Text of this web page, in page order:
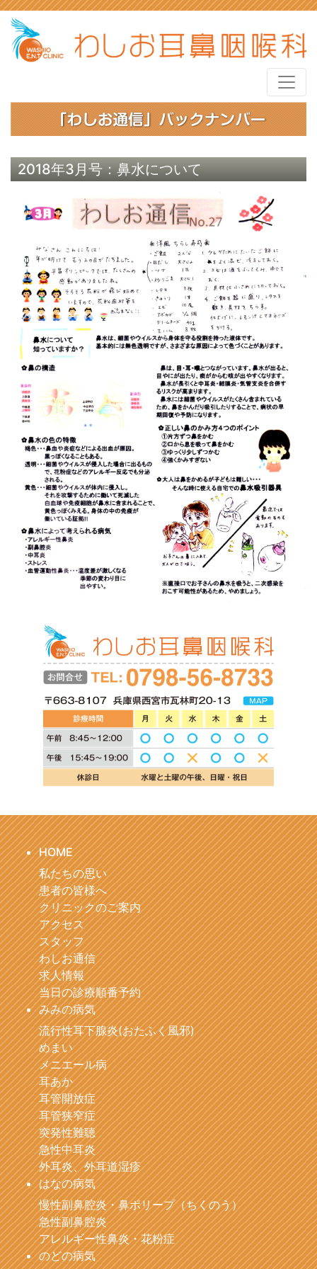
2018年3月号：鼻水について
HOME
私たちの思い
患者の皆様へ
クリニックのご案内
アクセス
スタッフ
わしお通信
求人情報
当日の診療順番予約
みみの病気
流行性耳下腺炎(おたふく風邪)
めまい
メニエール病
耳あか
耳管開放症
耳管狭窄症
突発性難聴
急性中耳炎
外耳炎、外耳道湿疹
はなの病気
慢性副鼻腔炎・鼻ポリープ（ちくのう）
急性副鼻腔炎
アレルギー性鼻炎・花粉症
のどの病気